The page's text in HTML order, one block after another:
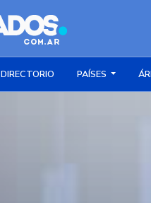
DIRECTORIO PAÍSES